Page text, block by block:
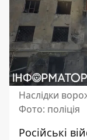
Наслідки
Фото: поліція
Російські